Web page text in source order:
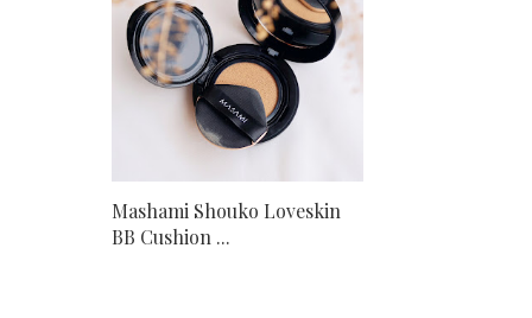
Mashami Shouko Loveskin
BB Cushion ...